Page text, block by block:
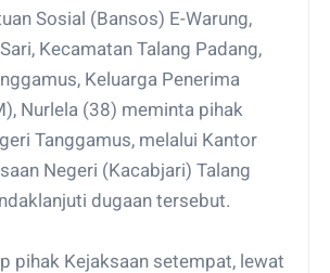
Sosial (Bansos) E-Warung,
Kecamatan Talang Padang,
Keluarga Penerima
Nurlela (38) meminta pihak
Tanggamus, melalui Kantor
Negeri (Kacabjari) Talang
dugaan tersebut.
pihak Kejaksaan setempat, lewat